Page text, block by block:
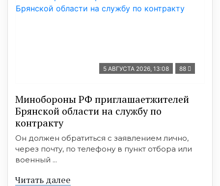
5 АВГУСТА 2026, 13:08 88
Минобoроны РФ приглaшaетжитeлeй
Брянской области на службу по
контракту
Он должен обратиться с заявлением лично,
через почту, по телефону в пункт отбора или
военный ...
Читать далее